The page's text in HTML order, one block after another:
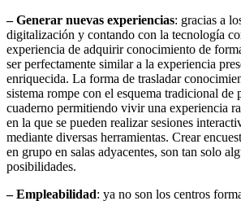
– Generar nuevas experiencias: gracias a
digitalización y contando con la tecnología
experiencia de adquirir conocimiento de
ser perfectamente similar a la experiencia
enriquecida. La forma de trasladar
sistema rompe con el esquema tradicional de
cuaderno permitiendo vivir una experiencia
en la que se pueden realizar sesiones
mediante diversas herramientas. Crear
en grupo en salas adyacentes, son tan solo
posibilidades.
– Empleabilidad: ya no son los centros